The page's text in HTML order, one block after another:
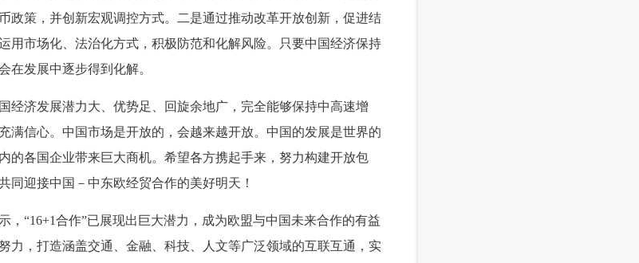
政策，并创新宏观调控方式。二是通过推动改革开放创新，促进结
用市场化、法治化方式，积极防范和化解风险。只要中国经济保持
在发展中逐步得到化解。
济发展潜力大、优势足、回旋余地广，完全能够保持中高速增
满信心。中国市场是开放的，会越来越开放。中国的发展是世界的
的各国企业带来巨大商机。希望各方携起手来，努力构建开放包
同迎接中国－中东欧经贸合作的美好明天！
“16+1合作”已展现出巨大潜力，成为欧盟与中国未来合作的有益
力，打造涵盖交通、金融、科技、人文等广泛领域的互联互通，实